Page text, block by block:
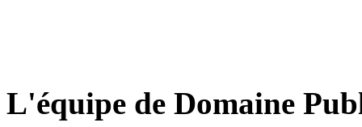
L'équipe de Domaine